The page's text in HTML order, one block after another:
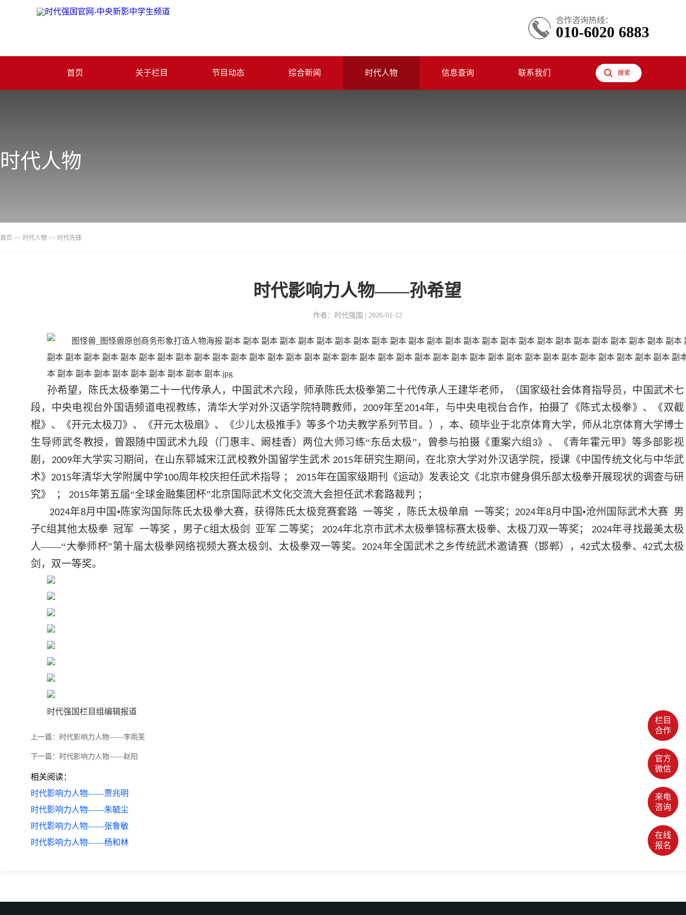
合作咨询热线：
010-6020 6883
首页 关于栏目 节目动态 综合新闻 时代人物 信息查询 联系我们
时代人物
首页 >> 时代人物 >> 时代先锋
时代影响力人物——孙希望
作者：时代强国 | 2026-01-12
孙希望，陈氏太极拳第二十一代传承人，中国武术六段，师承陈氏太极拳第二十代传承人王建华老师，（国家级社会体育指导员，中国武术七
段，中央电视台外国语频道电视教练，清华大学对外汉语学院特聘教师，
2009年至 2014年，与中央电视台合作，拍摄了《陈式太极拳》、《双截
棍》、《开元太极刀》、《开元太极扇》、《少儿太极推手》等多个功夫教学系列节目。），本、硕毕业于北京体育大学，师从北京体育大学博士
生导师武冬教授，曾跟随中国武术九段（门惠丰、阚桂香）两位大师习练“东岳太极”，曾参与拍摄《重案六组 3》、《青年霍元甲》等多部影视
剧，
2009年大学实习期间，在山东郓城宋江武校教外国留学生武术 2015年研究生期间，在北京大学对外汉语学院，授课《中国传统文化与中华武
术》 2015年清华大学附属中学100周年校庆担任武术指导 ； 2015年在国家级期刊《运动》发表论文《北京市健身俱乐部太极拳开展现状的调查与研
究》
； 2015年第五届“全球金融集团杯”北京国际武术文化交流大会担任武术套路裁判 ；
2024年8月中国•陈家沟国际陈氏太极拳大赛，获得陈氏太极竞赛套路 一等奖 ，陈氏太极单扇 一等奖； 2024年8月中国•沧州国际武术大赛 男
子C组其他太极拳 冠军 一等奖 ，男子C组太极剑 亚军 二等奖； 2024年北京市武术太极拳锦标赛太极拳、太极刀双一等奖； 2024年寻找最美太极
人——“大拳师杯”第十届太极拳网络视频大赛太极剑、太极拳双一等奖。 2024年全国武术之乡传统武术邀请赛（邯郸）， 42式太极拳、 42式太极
剑，双一等奖。
时代强国栏目组编辑报道
上一篇： 时代影响力人物——李雨芙
下一篇： 时代影响力人物——赵阳
相关阅读：
时代影响力人物——贾兆明
时代影响力人物——朱毓尘
时代影响力人物——张鲁敏
时代影响力人物——杨和林
栏目
合作
官方
微信
来电
咨询
在线
报名